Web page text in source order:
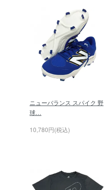
ニューバランス スパイク 野
球…
10,780円(税込)